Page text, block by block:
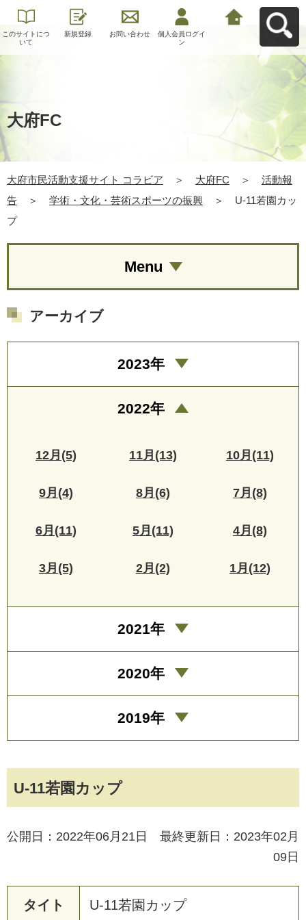
このサイトにつ
いて
新規登録 お問い合わせ
個人会員ログイ
ン
大府FC
大府市民活動支援サイト コラビア ＞ 大府FC ＞
活動報
告
＞ 学術・文化・芸術スポーツの振興 ＞
U-11若園カッ
プ
U-11若園カップ
公開日：2022年06月21日 最終更新日：2023年02月
09日
タイト U-11若園 カ ップ
Menu
アーカイブ
2023年
2022年
12月(5) 11月(13) 10月(11)
9月(4) 8月(6) 7月(8)
6月(11) 5月(11) 4月(8)
3月(5) 2月(2) 1月(12)
2021年
2020年
2019年